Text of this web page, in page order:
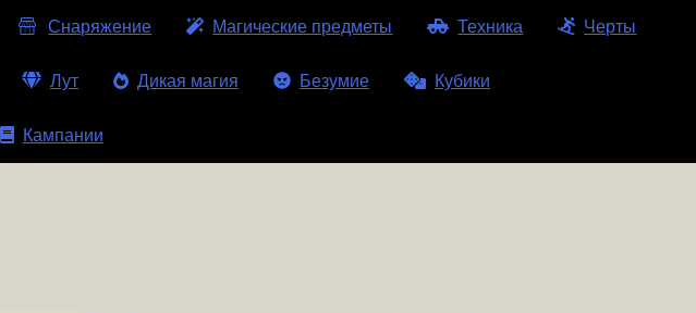
Снаряжение Магические предметы Техника Черты
Лут Дикая магия Безумие Кубики
Кампании